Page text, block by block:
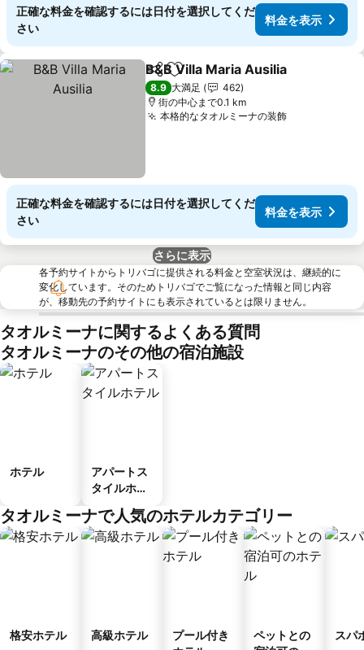
正確な料金を確認するには日付を選択してくだ
さい
料金を表示
シェアお気に入りに追加
B&B Villa Maria Ausilia
8.9 大満足
462
街の中心まで0.1 km
本格的なタオルミーナの装飾料金を表示
正確な料金を確認するには日付を選択してくだ
さい
料金を表示
さらに表示
各予約サイトからトリバゴに提供される料金と空室状況は、継続的に
変化しています。そのためトリバゴでご覧になった情報と同じ内容
が、移動先の予約サイトにも表示されているとは限りません。
タオルミーナに関するよくある質問
タオルミーナのその他の宿泊施設
ホテル
アパートス
タイルホテ
タオルミーナで人気のホテルカテゴリー
格安ホテル 高級ホテル
プール付き
ペットとの
スパ